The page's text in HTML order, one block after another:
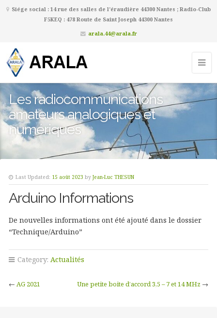
Siége social : 14 rue des salles de l’éraudière 44300 Nantes ; Radio-Club
F5KEQ : 478 Route de Saint Joseph 44300 Nantes
arala.44@arala.fr
Les radiocommunications
amateurs analogiques et
numériques
Last Updated: 15 août 2023 by Jean-Luc THESUN
Arduino Informations
De nouvelles informations ont été ajouté dans le dossier
“Technique/Arduino”
Category: Actualités
← AG 2021 Une petite boite d’accord 3,5 – 7 et 14 MHz →